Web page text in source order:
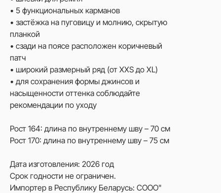
• 5 функциональных карманов
• застёжка на пуговицу и молнию, скрытую
планкой
• сзади на поясе расположен коричневый
патч
• широкий размерный ряд (от XXS до ХL)
• для сохранения формы джинсов и
насыщенности оттенка соблюдайте
рекомендации по уходу
Рост 164: длина по внутреннему шву – 70 см
Рост 170: длина по внутреннему шву – 75 см
Дата изготовления: 2026 год
Срок годности не ограничен.
Импортер в Республику Беларусь: СООО"